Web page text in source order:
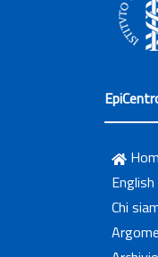
Chi